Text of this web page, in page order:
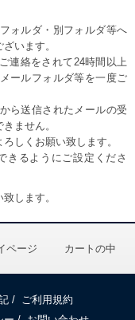
ォルダ・別フォルダ等へ
います。
連絡をされて24時間以上
ールフォルダ等を一度ご
ら送信されたメールの受
ません。
しくお願い致します。
きるようにご設定くださ
します。
ページ カートの中
/
ご利用規約